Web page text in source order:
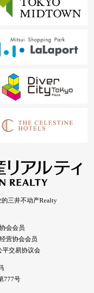
三井不动产Realty
会会员
营协会会员
平交易协议会
777号